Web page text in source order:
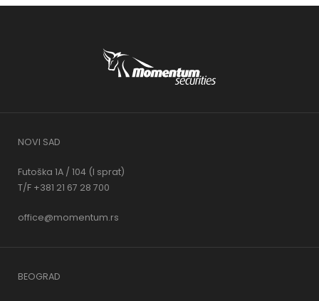
NOVI SAD
Futoška 1A / 104 (I sprat)
T/F +381 21 67 28 700
office@momentum.rs
BEOGRAD